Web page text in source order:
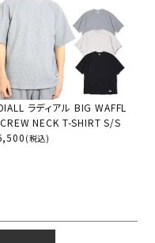
ラディアル BIG WAFFL
NECK T-SHIRT S/S
(税込)